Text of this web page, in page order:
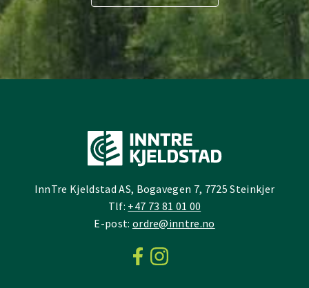
InnTre Kjeldstad AS, Bogavegen 7, 7725 Steinkjer
Tlf: +47 73 81 01 00
E-post: ordre@inntre.no